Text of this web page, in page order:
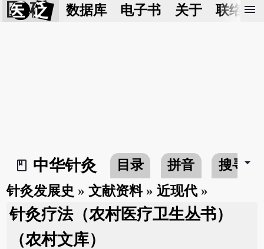
医 砭 数据库 电子书 关于 联络我
menu
book_2
中华针灸 目录 拼音 搜寻arrow_drop_down
针灸发展史 »文献资料»近现代 »
针灸疗法（农村医疗卫生丛书）
（农村文库）